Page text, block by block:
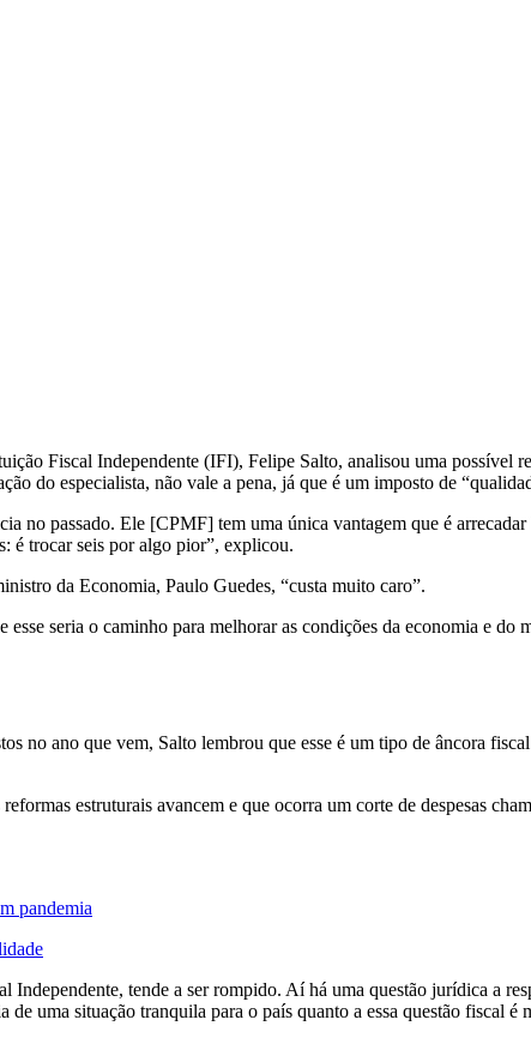
Fiscal Independente (IFI), Felipe Salto, analisou uma possível
do especialista, não vale a pena, já que é um imposto de
no passado. Ele [CPMF] tem uma única vantagem que é
é trocar seis por algo pior”, explicou.
da Economia, Paulo Guedes, “custa muito caro”.
seria o caminho para melhorar as condições da economia e do
no ano que vem, Salto lembrou que esse é um tipo de âncora
estruturais avancem e que ocorra um corte de despesas
pandemia
tende a ser rompido. Aí há uma questão jurídica a
uma situação tranquila para o país quanto a essa questão fiscal